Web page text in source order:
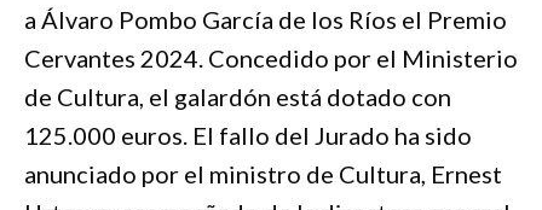
a Álvaro Pombo García de los Ríos el Premio
Cervantes 2024. Concedido por el Ministerio
de Cultura, el galardón está dotado con
125.000 euros. El fallo del Jurado ha sido
anunciado por el ministro de Cultura, Ernest